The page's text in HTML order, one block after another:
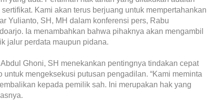
Kami akan terus berjuang untuk mempertahankan
Yulianto, SH, MH dalam konferensi pers, Rabu
Ia menambahkan bahwa pihaknya akan mengambil
jalur perdata maupun pidana.
Ghoni, SH menekankan pentingnya tindakan cepat
mengeksekusi putusan pengadilan. “Kami meminta
kepada pemilik sah. Ini merupakan hak yang